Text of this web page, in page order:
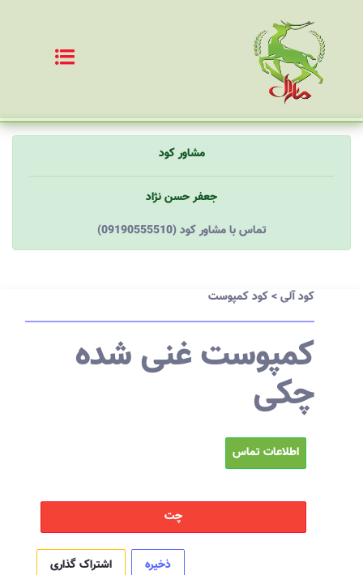
مشاور کود
جعفر حسن نژاد
(09190555510) تماس با مشاور کود
کود آلی>کود کمپوست
کمپوست غنی شده
چکی
اطلاعات تماس
چت
ذخیره اشتراک گذاری